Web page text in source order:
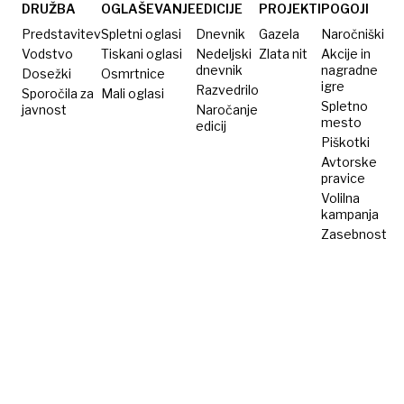
morali
jesti
DRUŽBA
Predstavitev
Vodstvo
Dosežki
Sporočila za
javnost
OGLAŠEVANJE
Spletni oglasi
Tiskani oglasi
Osmrtnice
Mali oglasi
EDICIJE
Dnevnik
Nedeljski
dnevnik
Razvedrilo
Naročanje
edicij
PROJEKTI
Gazela
Zlata nit
POGOJI
Naročniški
Akcije in
nagradne
igre
Spletno
mesto
Piškotki
Avtorske
pravice
Volilna
kampanja
Zasebnost